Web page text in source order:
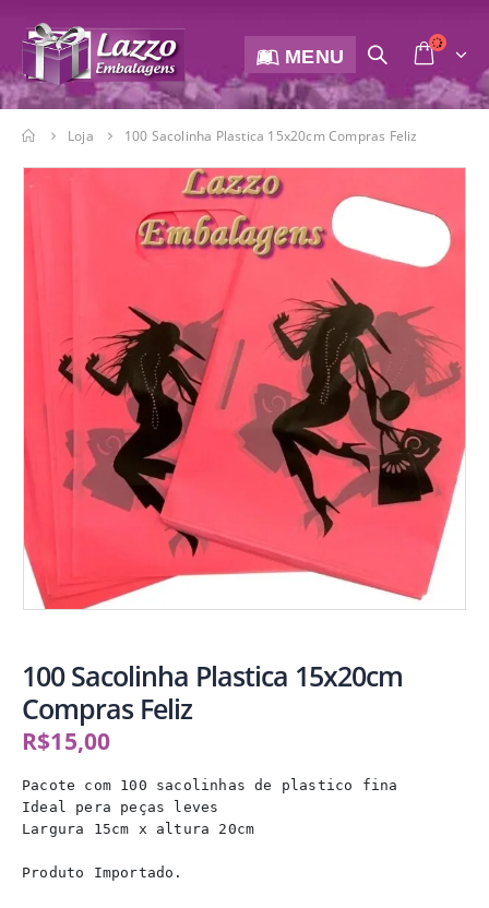
MENU
Loja 100 Sacolinha Plastica 15x20cm Compras Feliz
100 Sacolinha Plastica 15x20cm
Compras Feliz
R$15,00
Pacote com 100 sacolinhas de plastico fina
Ideal pera peças leves
Largura 15cm x altura 20cm
Produto Importado.